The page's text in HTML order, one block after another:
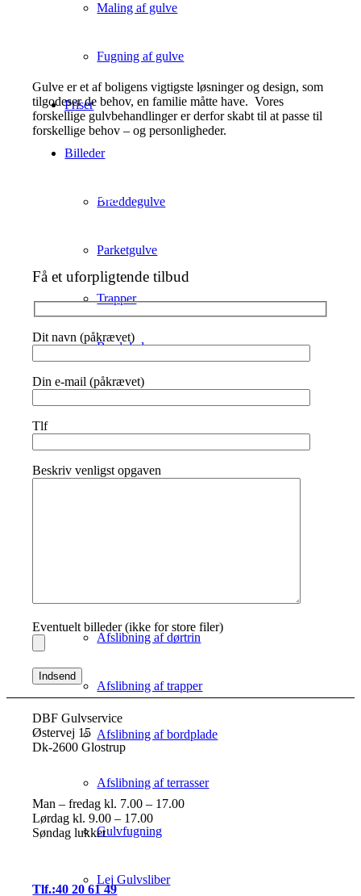
Maling af gulve
Fugning af gulve
Priser
Billeder
Bræddegulve
Parketgulve
Trapper
Bordplader
Afslibning af dørtrin
Afslibning af trapper
Afslibning af bordplade
Afslibning af terrasser
Gulvfugning
Lej Gulvsliber
Gulve er et af boligens vigtigste løsninger og design, som
tilgodeser de behov, en familie måtte have. Vores
forskellige gulvbehandlinger er derfor skabt til at passe til
forskellige behov – og personligheder.
Afslibning
Få et uforpligtende tilbud
Dit navn (påkrævet)
Din e-mail (påkrævet)
Tlf
Beskriv venligst opgaven
Eventuelt billeder (ikke for store filer)
DBF Gulvservice
Østervej 15
Dk-2600 Glostrup
Man – fredag kl. 7.00 – 17.00
Lørdag kl. 9.00 – 17.00
Søndag lukket
Tlf.:40 20 61 49